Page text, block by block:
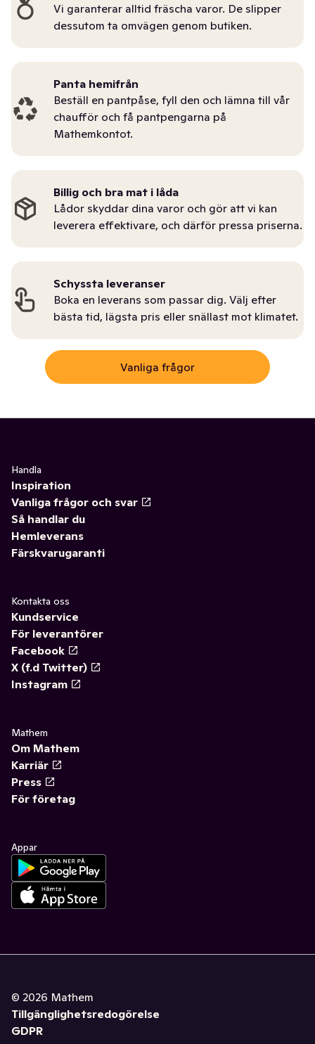
Vi garanterar alltid fräscha varor. De slipper
dessutom ta omvägen genom butiken.
Panta hemifrån
Beställ en pantpåse, fyll den och lämna till vår
chaufför och få pantpengarna på
Mathemkontot.
Billig och bra mat i låda
Lådor skyddar dina varor och gör att vi kan
leverera effektivare, och därför pressa priserna.
Schyssta leveranser
Boka en leverans som passar dig. Välj efter
bästa tid, lägsta pris eller snällast mot klimatet.
Vanliga frågor
Handla
Inspiration
Vanliga frågor och svar
Så handlar du
Hemleverans
Färskvarugaranti
Kontakta oss
Kundservice
För leverantörer
Facebook
X (f.d Twitter)
Instagram
Mathem
Om Mathem
Karriär
Press
För företag
Appar
© 2026 Mathem
Tillgänglighetsredogörelse
GDPR